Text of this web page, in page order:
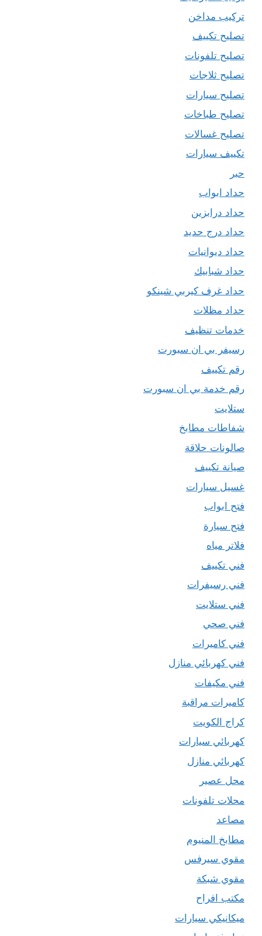
تركيب مداخن
تصليح تكييف
تصليح تلفونات
تصليح ثلاجات
تصليح سيارات
تصليح طباخات
تصليح غسالات
تكييف سيارات
حبر
حداد ابواب
حداد درابزين
حداد درج حديد
حداد ديوانيات
حداد شبابيك
حداد غرف كيربي شينكو
حداد مظلات
خدمات تنظيف
رسيفر بي ان سبورت
رقم تكييف
رقم خدمة بي ان سبورت
ستلايت
شفاطات مطابخ
صالونات حلاقة
صيانة تكييف
غسيل سيارات
فتح ابواب
فتح سيارة
فلاتر مياه
فني تكييف
فني رسيفرات
فني ستلايت
فني صحي
فني كاميرات
فني كهربائي منازل
فني مكيفات
كاميرات مراقبة
كراج الكويت
كهربائي سيارات
كهربائي منازل
محل عصير
محلات تلفونات
مصاعد
مطابخ المنيوم
مقوي سيرفس
مقوي شبكة
مكتب افراح
ميكانيكي سيارات